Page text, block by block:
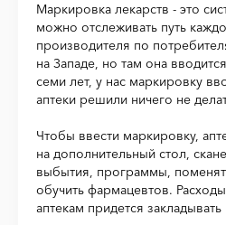
Маркировка лекарств - это
можно отслеживать путь
производителя по
на Западе, но там она
семи лет, у нас маркировку
аптеки решили ничего не
Чтобы ввести маркировку,
на дополнительный стол,
выбытия, программы,
обучить фармацевтов.
аптекам придется